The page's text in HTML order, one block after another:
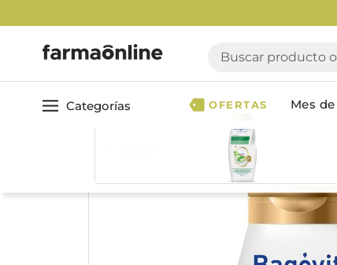
Buscar producto o
Categorías
Dermocosmética
Ver todo
Cuidado del
Geles & fijadores
Shampoo
OFERTAS Mes